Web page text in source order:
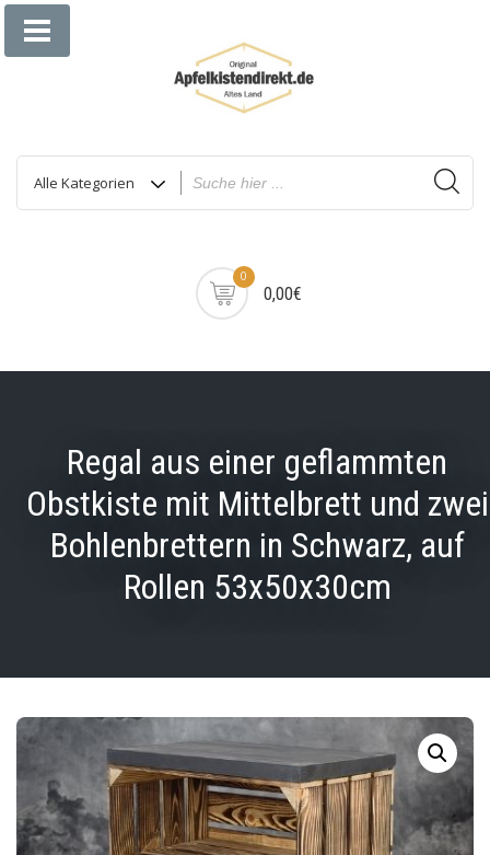
Zum
Inhalt
0
0,00€
Regal aus einer geflammten
Obstkiste mit Mittelbrett und zwei
Bohlenbrettern in Schwarz, auf
Rollen 53x50x30cm